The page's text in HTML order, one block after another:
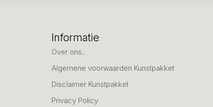
Informatie
Over ons..
Algemene voorwaarden Kunstpakket
Disclaimer Kunstpakket
Privacy Policy